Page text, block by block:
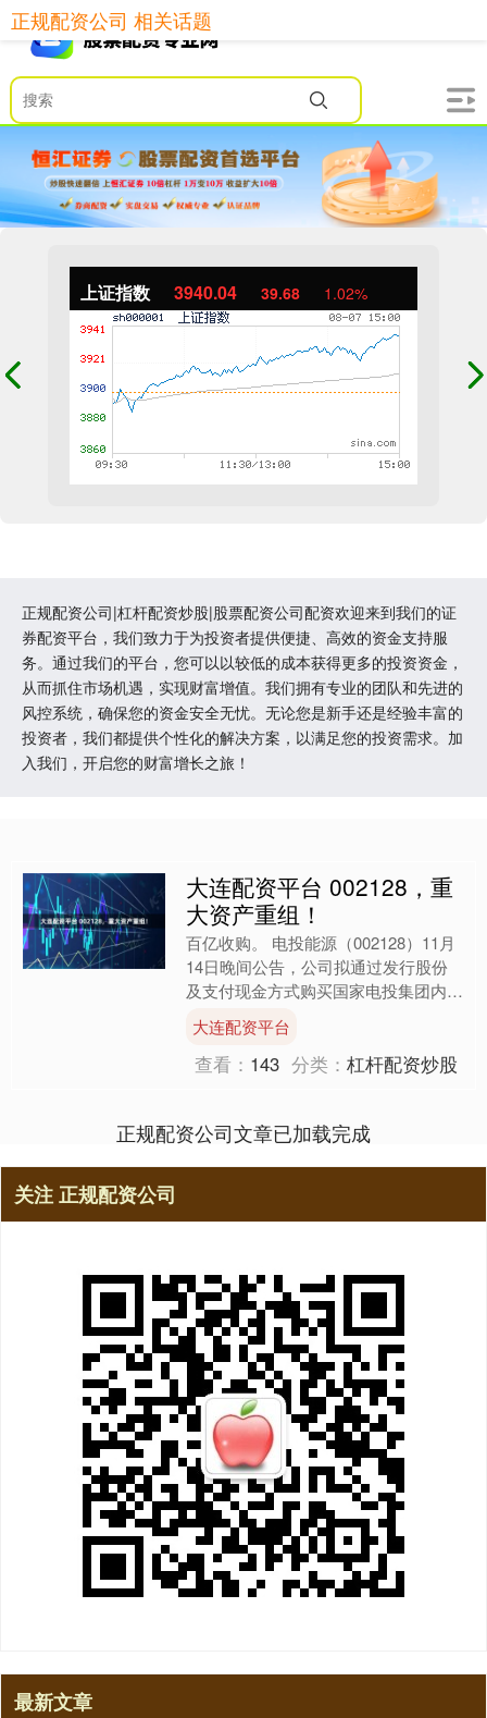
上证指数 3940.04 39.68 1.02%
正规配资公司|杠杆配资炒股|股票配资公司配资欢迎来到我们的证
券配资平台，我们致力于为投资者提供便捷、高效的资金支持服
务。通过我们的平台，您可以以较低的成本获得更多的投资资金，
从而抓住市场机遇，实现财富增值。我们拥有专业的团队和先进的
风控系统，确保您的资金安全无忧。无论您是新手还是经验丰富的
投资者，我们都提供个性化的解决方案，以满足您的投资需求。加
入我们，开启您的财富增长之旅！
正规配资公司 相关话题
大连配资平台 002128，重
大资产重组！
百亿收购。 电投能源（002128）11月
14日晚间公告，公司拟通过发行股份
及支付现金方式购买国家电投集团内蒙
古白音华煤电有限公司100%股权，同
时，公司拟向不....
大连配资平台
查看： 143 分类：杠杆配资炒股
正规配资公司文章已加载完成
关注 正规配资公司
最新文章